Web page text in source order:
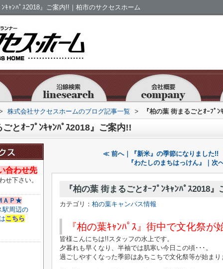
ﾝｷｬﾝﾊﾟｽ2018』ご案内!!｜柏市のサクセスホーム
株式会社サクセスホームのブログ記事一覧 > 『柏の葉 街まるごとｵｰﾌﾟ
ごとｵｰﾌﾟﾝｷｬﾝﾊﾟｽ2018』ご案内!!
≪ 前へ｜『新米』の季節になりました!!
『わたしのまちはっけん』｜次
『柏の葉 街まるごとｵｰﾌﾟﾝｷｬﾝﾊﾟｽ2018』
カテゴリ： 柏の葉キャンパス情報
『柏の葉ｷｬﾝﾊﾟｽ』街中で文化祭が
皆様こんにちは!!スタッフの水上です。
夕暮れも早くなり、半袖では肌寒い今日この頃･･･。
過ごしやすくなった季節はあちこちで文化祭等が始まり
合わせ先
せ下さい。
ＡＰ★
駅周辺の
こちら